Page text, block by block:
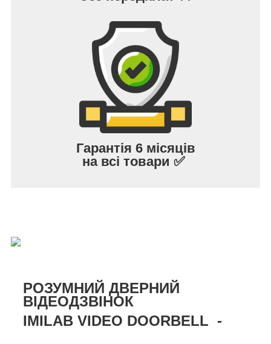
Гарантія 6 місяців
на всі товари ✅
РОЗУМНИЙ ДВЕРНИЙ
ВІДЕОДЗВІНОК
IMILAB VIDEO DOORBELL -